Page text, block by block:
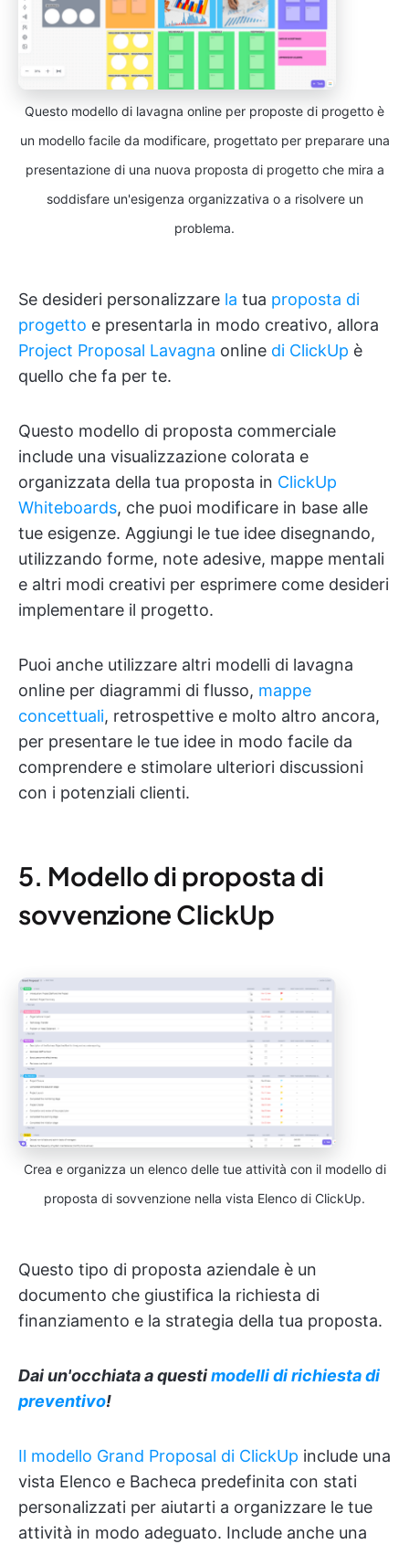
Questo modello di lavagna online per proposte di progetto è
un modello facile da modificare, progettato per preparare una
presentazione di una nuova proposta di progetto che mira a
soddisfare un'esigenza organizzativa o a risolvere un
problema.
Se desideri personalizzare la tua proposta di
progetto e presentarla in modo creativo, allora
Project Proposal Lavagna online di ClickUp è
quello che fa per te.
Questo modello di proposta commerciale
include una visualizzazione colorata e
organizzata della tua proposta in ClickUp
Whiteboards, che puoi modificare in base alle
tue esigenze. Aggiungi le tue idee disegnando,
utilizzando forme, note adesive, mappe mentali
e altri modi creativi per esprimere come desideri
implementare il progetto.
Puoi anche utilizzare altri modelli di lavagna
online per diagrammi di flusso, mappe
concettuali, retrospettive e molto altro ancora,
per presentare le tue idee in modo facile da
comprendere e stimolare ulteriori discussioni
con i potenziali clienti.
5. Modello di proposta di
sovvenzione ClickUp
Crea e organizza un elenco delle tue attività con il modello di
proposta di sovvenzione nella vista Elenco di ClickUp.
Questo tipo di proposta aziendale è un
documento che giustifica la richiesta di
finanziamento e la strategia della tua proposta.
Dai un'occhiata a questimodelli di richiesta di
preventivo!
Il modello Grand Proposal di ClickUp include una
vista Elenco e Bacheca predefinita con stati
personalizzati per aiutarti a organizzare le tue
attività in modo adeguato. Include anche una